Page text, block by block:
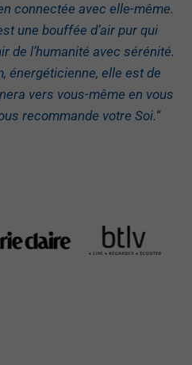
connectée avec elle-même.
une bouffée d’air pur qui
de l’humanité avec sérénité.
énergéticienne, elle est de
vers vous-même en vous
recommande votre Soi.“